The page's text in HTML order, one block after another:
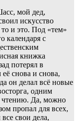
мой дед,
искусство
и это. Под «тем»
календаря с
книжка
потерял в
снова и снова,
он делал всё новые
одним
чтению. Да, можно
пропал для всех,
свои дела,